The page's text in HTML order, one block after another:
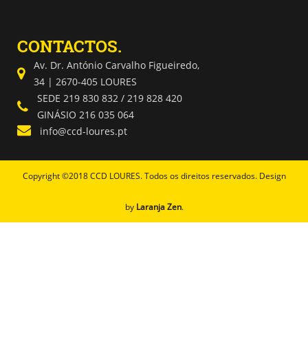
CONTACTOS.
Av. Dr. António Carvalho Figueiredo,
34 | 2670-405 LOURES
SEDE 219 830 832 / 219 828 420
GINÁSIO 216 035 064
info@ccd-loures.pt
Copyright ©2018 CCD LOURES. Todos os direitos reservados. Design
by Laranja Zen.